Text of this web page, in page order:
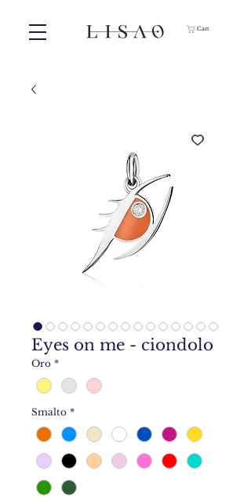
Cart
Eyes on me - ciondolo
Oro *
Smalto *